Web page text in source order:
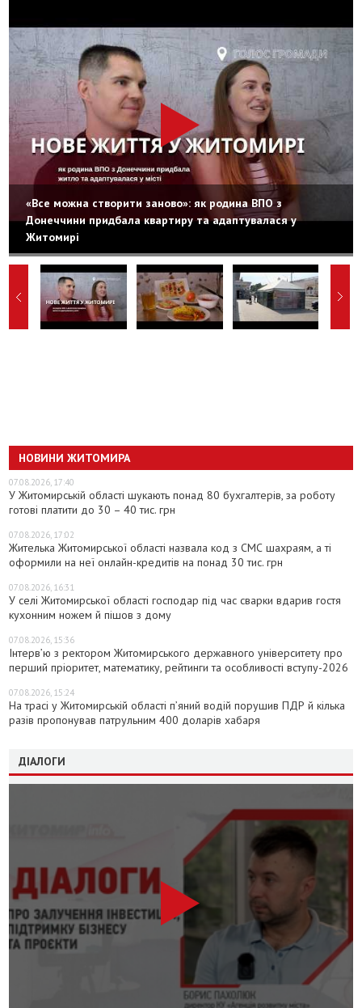
«Все можна створити заново»: як родина ВПО з
Донеччини придбала квартиру та адаптувалася у
Житомирі
НОВИНИ ЖИТОМИРА
07.08.2026, 17:40
У Житомирській області шукають понад 80 бухгалтерів, за роботу
готові платити до 30 – 40 тис. грн
07.08.2026, 17:02
Жителька Житомирської області назвала код з СМС шахраям, а ті
оформили на неї онлайн-кредитів на понад 30 тис. грн
07.08.2026, 16:31
У селі Житомирської області господар під час сварки вдарив гостя
кухонним ножем й пішов з дому
07.08.2026, 15:36
Інтерв’ю з ректором Житомирського державного університету про
перший пріоритет, математику, рейтинги та особливості вступу-2026
07.08.2026, 15:24
На трасі у Житомирській області п’яний водій порушив ПДР й кілька
разів пропонував патрульним 400 доларів хабаря
ДІАЛОГИ